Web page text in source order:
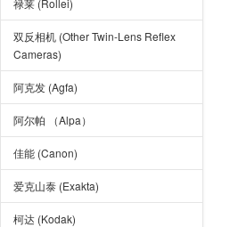
禄莱 (Rollei)
双反相机 (Other Twin-Lens Reflex
Cameras)
阿克发 (Agfa)
阿尔帕 （Alpa）
佳能 (Canon)
爱克山泰 (Exakta)
柯达 (Kodak)